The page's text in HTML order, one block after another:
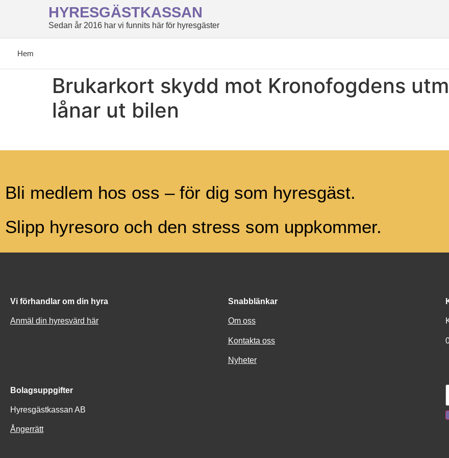
HYRESGÄSTKASSAN
Sedan år 2016 har vi funnits här för hyresgäster
Hem
Brukarkort skydd mot Kronofogdens
lånar ut bilen
Bli medlem hos oss – för dig som hyresgäst.
Slipp hyresoro och den stress som uppkommer.
Vi förhandlar om din hyra
Anmäl din hyresvärd här
Snabblänkar
Om oss
Kontakta oss
Nyheter
Bolagsuppgifter
Hyresgästkassan AB
Ångerrätt